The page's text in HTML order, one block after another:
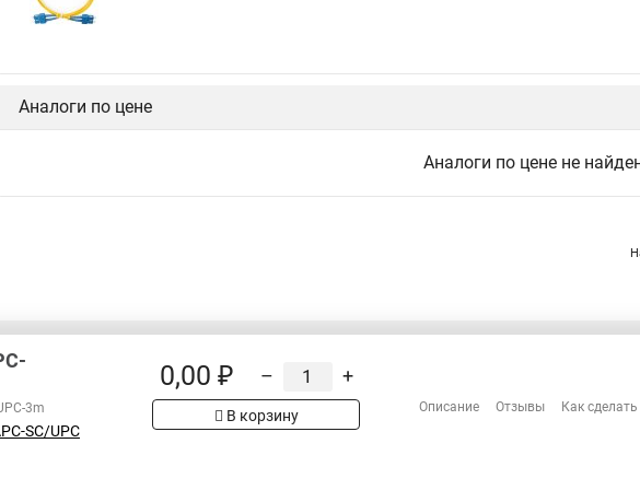
Аналоги по цене
Аналоги по цене не
информация о товарах на сайте имеет
офертой. При покупке проверяйте товар
Сотрудничество
3m
SC/UPC
0,00 ₽ – +
В корзину
Описание Отзывы Как сделать